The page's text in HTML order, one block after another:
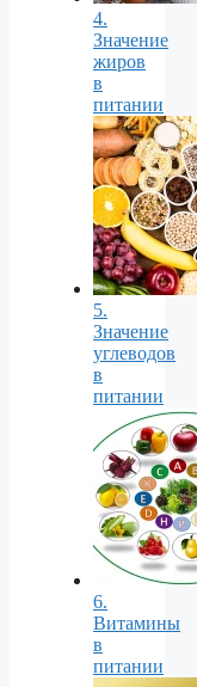
4.
Значение
жиров
в
питании
5.
Значение
углеводов
в
питании
6.
Витамины
в
питании